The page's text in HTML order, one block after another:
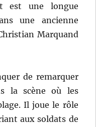
est une longue
une ancienne
Marquand
de remarquer
la scène où les
Il joue le rôle
aux soldats de